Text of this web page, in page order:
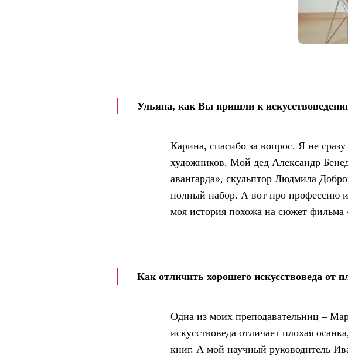
Ульяна, как Вы пришли к
Карина, спасибо за вопрос. Я не
художников. Мой дед Александр
авангарда», скульптор Людмила
полный набор. А вот про профессию
моя история похожа на сюжет фильма
Как отличить хорошего искусствоведа от
Одна из моих преподавательниц –
искусствоведа отличает плохая
книг. А мой научный руководитель